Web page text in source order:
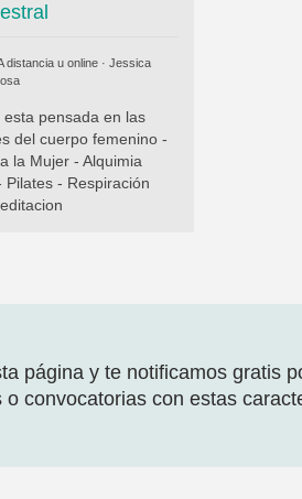
distancia u online ·Jessica
esta pensada en las
del cuerpo femenino -
la Mujer - Alquimia
Pilates - Respiración
página y te notificamos gratis
o convocatorias con estas